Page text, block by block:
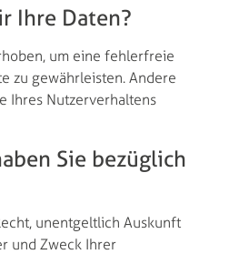
Ihre Daten?
um eine fehlerfreie
zu gewährleisten. Andere
Ihres Nutzerverhaltens
Sie bezüglich
unentgeltlich Auskunft
und Zweck Ihrer